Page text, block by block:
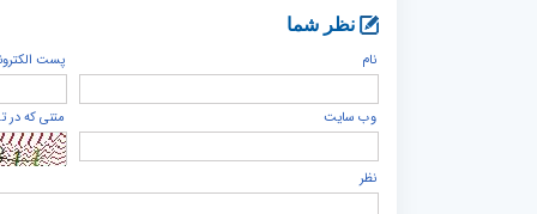
نظر شما
نام
پست
وب سایت متنی که در
نظر